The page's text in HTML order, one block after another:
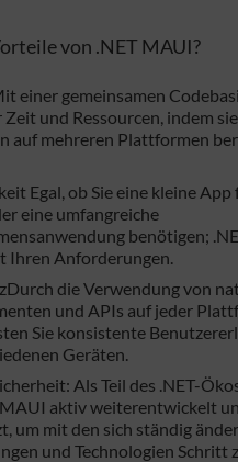
von .NET MAUI?
einer gemeinsamen
und Ressourcen, indem sie
auf mehreren Plattformen
Egal, ob Sie eine kleine
eine umfangreiche
benötigen;
Ihren Anforderungen.
die Verwendung von
und APIs auf jeder
Sie konsistente
Geräten.
Als Teil des .NET-
aktiv weiterentwickelt
um mit den sich ständig
und Technologien Schritt